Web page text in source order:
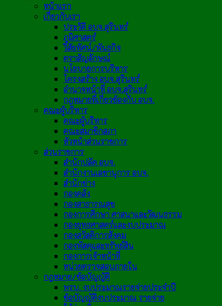
หน้าแรก
เกี่ยวกับเรา
ประวัติ อบจ.สุรินทร์
ภูมิศาสตร์
วิสัยทัศน์/พันธกิจ
ตราสัญลักษณ์
นโยบายการบริหาร
โครงสร้าง อบจ.สุรินทร์
อำนาจหน้าที่ อบจ.สุรินทร์
กฎหมายที่เกี่ยวข้องกับ อบจ.
คณะผู้บริหาร
คณะผู้บริหาร
คณะสมาชิกสภา
หัวหน้าส่วนราชการ
ส่วนราชการ
สำนักปลัด อบจ.
สำนักงานเลขานุการ อบจ.
สำนักช่าง
กองคลัง
กองสาธารณสุข
กองการศึกษา ศาสนาและวัฒนธรรม
กองยุทธศาสตร์และงบประมาณ
กองสวัสดิการสังคม
กองพัสดุและทรัพย์สิน
กองการเจ้าหน้าที่
หน่วยตรวจสอบภายใน
กฎหมาย/ข้อบัญญัติ
พรบ. งบประมาณรายจ่ายประจำปี
ข้อบัญญัติงบประมาณ รายจ่าย